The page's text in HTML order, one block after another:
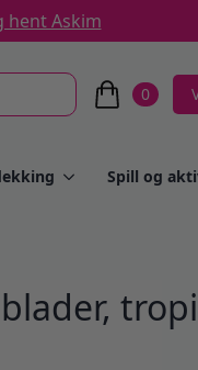
hent Askim
0
Spill og